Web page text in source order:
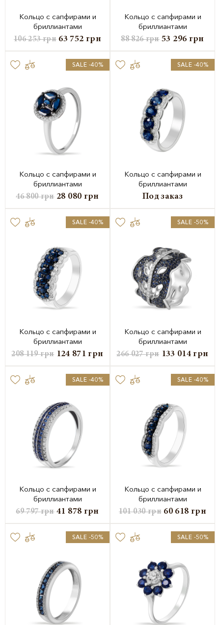
Кольцо с сапфирами и
бриллиантами
106 253грн 63 752 грн
Кольцо с сапфирами и
бриллиантами
88 826грн 53 296 грн
SALE -40%
Кольцо с сапфирами и
бриллиантами
46 800грн 28 080 грн
SALE -40%
Кольцо с сапфирами и
бриллиантами
Под заказ
SALE -40%
Кольцо с сапфирами и
бриллиантами
208 119грн 124 871грн
SALE -50%
Кольцо с сапфирами и
бриллиантами
266 027грн 133 014грн
SALE -40%
Кольцо с сапфирами и
бриллиантами
69 797грн 41 878 грн
SALE -40%
Кольцо с сапфирами и
бриллиантами
101 030грн 60 618 грн
SALE -50% SALE -50%